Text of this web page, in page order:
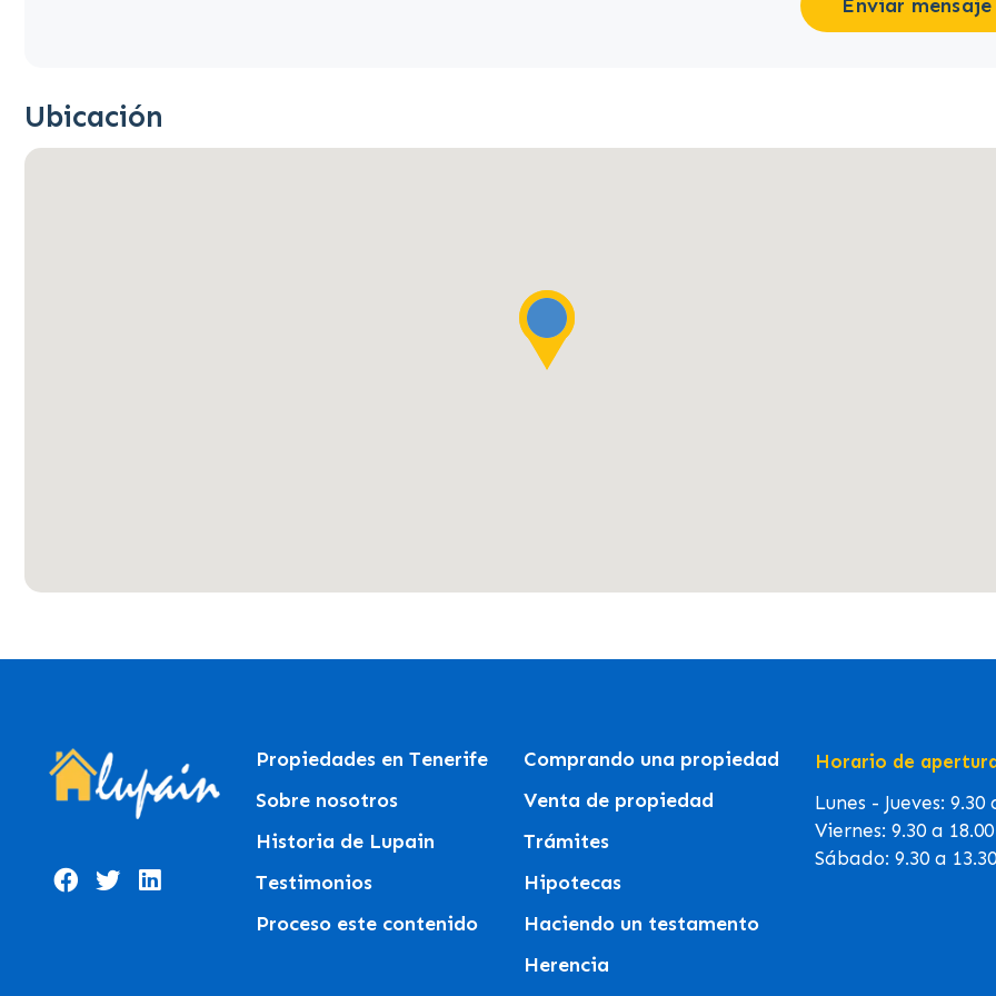
Enviar mensaje
Ubicación
Propiedades en Tenerife
Sobre nosotros
Historia de Lupain
Testimonios
Proceso este contenido
Comprando una propiedad
Venta de propiedad
Trámites
Hipotecas
Haciendo un testamento
Herencia
Horario de
Lunes - Jueves: 9.30
Viernes: 9.30 a
Sábado: 9.30 a